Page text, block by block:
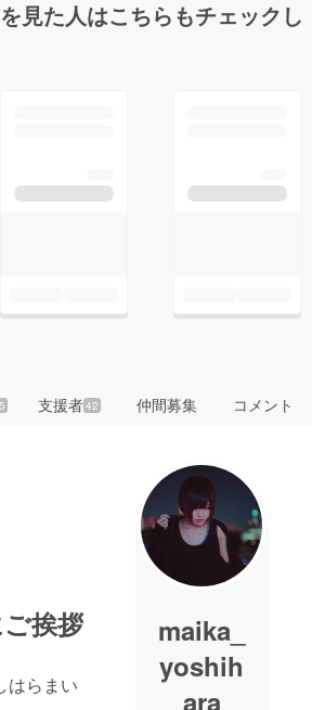
見た人はこちらもチェックし
5 支援者42 仲間募集 コメント
挨拶
はらまい
maika_
yoshih
ara